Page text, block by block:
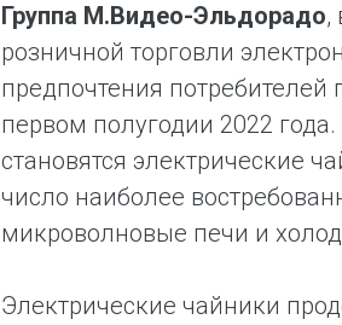
Группа М.Видео-Эльдорадо,
розничной торговли
предпочтения
первом полугодии 2022
становятся электрические
число наиболее
микроволновые печи и
Электрические чайники